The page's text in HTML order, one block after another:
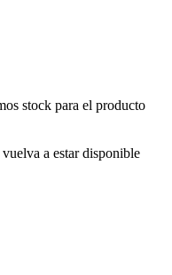
stock para el producto
a estar disponible